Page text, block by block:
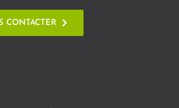
CONTACTER